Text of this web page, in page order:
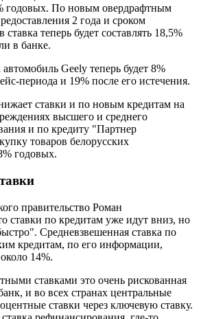
годовых. По новым овердрафтным
2 года и сроком
теперь будет составлять 18,5%
в банке.
Geely теперь будет 8%
периода и 19% после его истечения.
ставки и по новым кредитам на
высшего и среднего
и по кредиту "Партнер
товаров белорусских
годовых.
правительство Роман
ставки по кредитам уже идут вниз, но
Средневзвешенная ставка по
кредитам, по его информации,
14%.
ставками это очень рискованная
и во всех странах центральные
ставки через ключевую ставку.